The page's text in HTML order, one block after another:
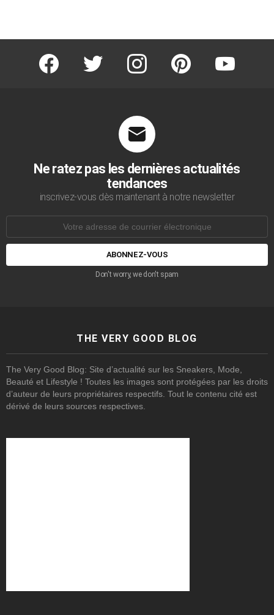
facebook twitter instagram pinterest youtube
Ne ratez pas les dernières actualités
tendances
inscrivez-vous dès maintenant à notre newsletter
courrier
Don't worry, we don't spam
THE VERY GOOD BLOG
The Very Good Blog: Site d’actualité sur les Sneakers, Mode,
Beauté et Lifestyle ! Toutes les images sont protégées par les droits
d’auteur de leurs propriétaires respectifs. Tout le contenu cité est
dérivé de leurs sources respectives.